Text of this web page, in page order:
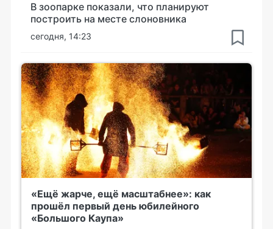
В зоопарке показали, что планируют
построить на месте слоновника
сегодня, 14:23
«Ещё жарче, ещё масштабнее»: как
прошёл первый день юбилейного
«Большого Каупа»